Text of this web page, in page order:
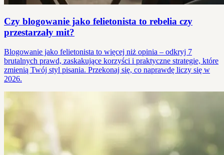
Czy blogowanie jako felietonista to rebelia czy
przestarzały mit?
Blogowanie jako felietonista to więcej niż opinia – odkryj 7
brutalnych prawd, zaskakujące korzyści i praktyczne strategie, które
zmienią Twój styl pisania. Przekonaj się, co naprawdę liczy się w
2026.